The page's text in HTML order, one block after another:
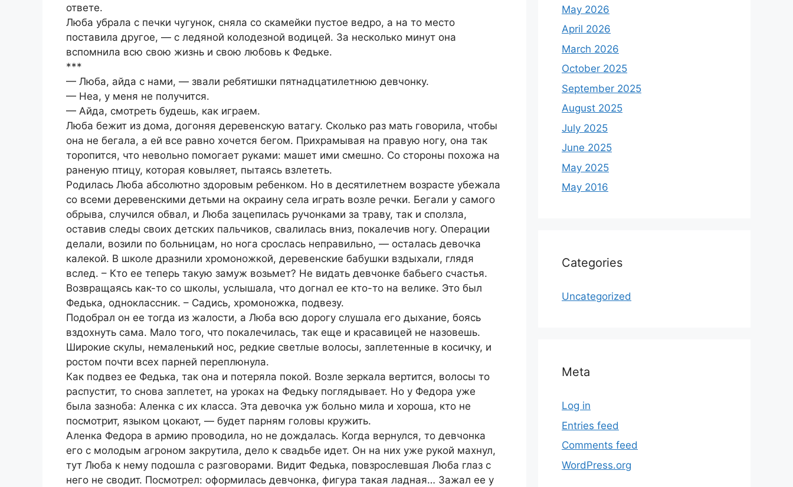
ответе.
Люба убрала с печки чугунок, сняла со скамейки пустое ведро, а на то место
поставила другое, — с ледяной колодезной водицей. За несколько минут она
вспомнила всю свою жизнь и свою любовь к Федьке.
***
— Люба, айда с нами, — звали ребятишки пятнадцатилетнюю девчонку.
— Неа, у меня не получится.
— Айда, смотреть будешь, как играем.
Люба бежит из дома, догоняя деревенскую ватагу. Сколько раз мать говорила, чтобы
она не бегала, а ей все равно хочется бегом. Прихрамывая на правую ногу, она так
торопится, что невольно помогает руками: машет ими смешно. Со стороны похожа на
раненую птицу, которая ковыляет, пытаясь взлететь.
Родилась Люба абсолютно здоровым ребенком. Но в десятилетнем возрасте убежала
со всеми деревенскими детьми на окраину села играть возле речки. Бегали у самого
обрыва, случился обвал, и Люба зацепилась ручонками за траву, так и сползла,
оставив следы своих детских пальчиков, свалилась вниз, покалечив ногу. Операции
делали, возили по больницам, но нога срослась неправильно, — осталась девочка
калекой. В школе дразнили хромоножкой, деревенские бабушки вздыхали, глядя
вслед. – Кто ее теперь такую замуж возьмет? Не видать девчонке бабьего счастья.
Возвращаясь как-то со школы, услышала, что догнал ее кто-то на велике. Это был
Федька, одноклассник. – Садись, хромоножка, подвезу.
Подобрал он ее тогда из жалости, а Люба всю дорогу слушала его дыхание, боясь
вздохнуть сама. Мало того, что покалечилась, так еще и красавицей не назовешь.
Широкие скулы, немаленький нос, редкие светлые волосы, заплетенные в косичку, и
ростом почти всех парней переплюнула.
Как подвез ее Федька, так она и потеряла покой. Возле зеркала вертится, волосы то
распустит, то снова заплетет, на уроках на Федьку поглядывает. Но у Федора уже
была зазноба: Аленка с их класса. Эта девочка уж больно мила и хороша, кто не
посмотрит, языком цокают, — будет парням головы кружить.
Аленка Федора в армию проводила, но не дождалась. Когда вернулся, то девчонка
его с молодым агроном закрутила, дело к свадьбе идет. Он на них уже рукой махнул,
тут Люба к нему подошла с разговорами. Видит Федька, повзрослевшая Люба глаз с
него не сводит. Посмотрел: оформилась девчонка, фигура такая ладная… Зажал ее у
May 2026
April 2026
March 2026
October 2025
September 2025
August 2025
July 2025
June 2025
May 2025
May 2016
Categories
Uncategorized
Meta
Log in
Entries feed
Comments feed
WordPress.org